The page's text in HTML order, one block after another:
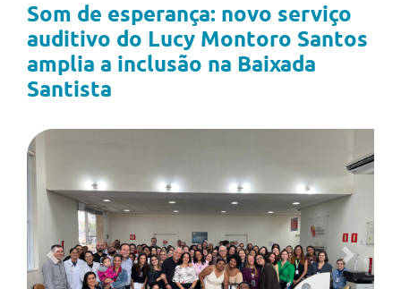
Som de esperança: novo serviço
auditivo do Lucy Montoro Santos
amplia a inclusão na Baixada
Santista
Previous Next